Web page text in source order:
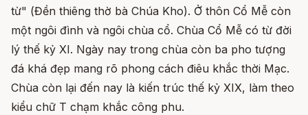
từ" (Đền thiêng thờ bà Chúa Kho). Ở thôn Cổ Mễ còn
một ngôi đình và ngôi chùa cổ. Chùa Cổ Mễ có từ đời
lý thế kỷ XI. Ngày nay trong chùa còn ba pho tượng
đá khá đẹp mang rõ phong cách điêu khắc thời Mạc.
Chùa còn lại đến nay là kiến trúc thế kỷ XIX, làm theo
kiểu chữ T chạm khắc công phu.